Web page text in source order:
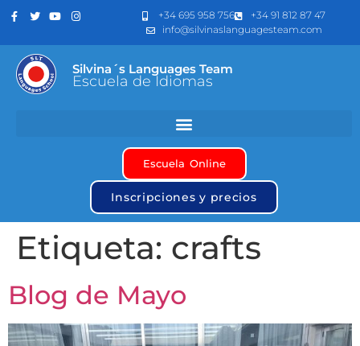
+34 695 958 756
+34 91 812 87 47
info@silvinaslanguagesteam.com
Silvina´s Languages Team
Escuela de Idiomas
Escuela Online
Inscripciones y precios
Etiqueta: crafts
Blog de Mayo